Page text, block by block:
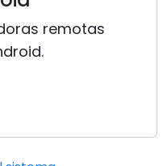
remotas